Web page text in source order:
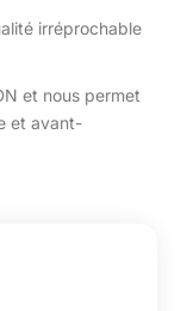
irréprochable
et nous permet
et avant-